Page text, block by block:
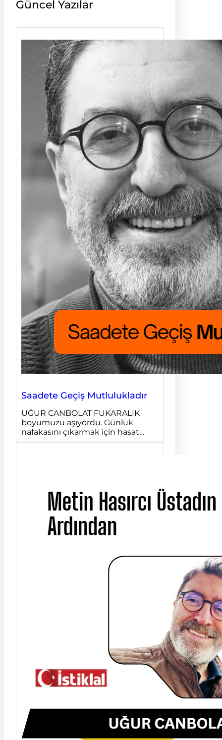
Güncel Yazılar
Saadete Geçiş Mutlulukladır
UĞUR CANBOLAT FUKARALIK
boyumuzu aşıyordu. Günlük
nafakasını çıkarmak için hasat…